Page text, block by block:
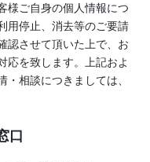
様ご自身の個人情報につ
用停止、消去等のご要請
認させて頂いた上で、お
応を致します。上記およ
相談につきましては、
口